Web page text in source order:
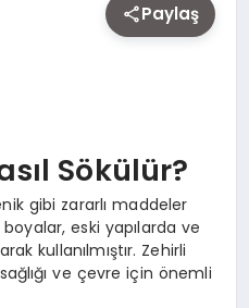
Paylaş
Sökülür?
gibi zararlı maddeler
eski yapılarda ve
kullanılmıştır. Zehirli
ve çevre için önemli